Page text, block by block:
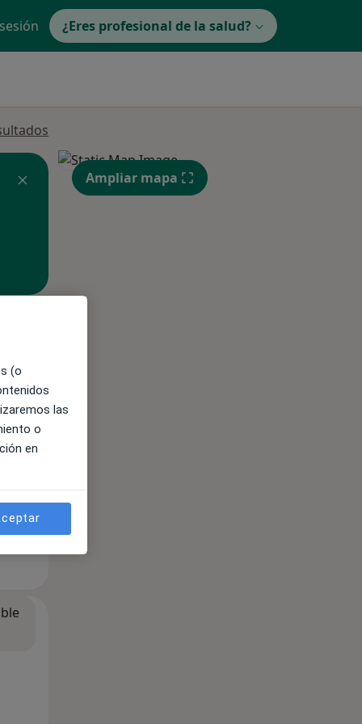
¿Eres profesional de la salud?
Ampliar mapa
(o
las
o
en